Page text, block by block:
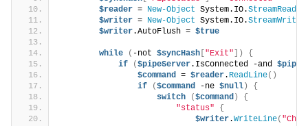
$reader = New-Object System.IO.StreamReader
$writer = New-Object System.IO.StreamWriter
$writer.AutoFlush = $true
while ( -not $syncHash ["Exit"])
{
if
($pipeServer.IsConnected -and
$command = $reader. ReadLine()
if
($command -ne $null)
{
switch
($command)
{
"status"
{
$writer.WriteLine(